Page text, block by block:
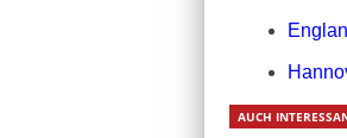
AUCH